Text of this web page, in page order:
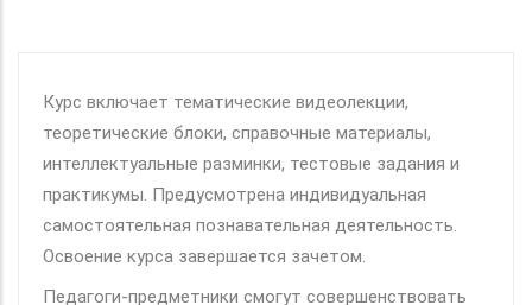
Курс включает тематические видеолекции,
теоретические блоки, справочные материалы,
интеллектуальные разминки, тестовые задания и
практикумы. Предусмотрена индивидуальная
самостоятельная познавательная деятельность.
Освоение курса завершается зачетом.
Педагоги-предметники смогут совершенствовать